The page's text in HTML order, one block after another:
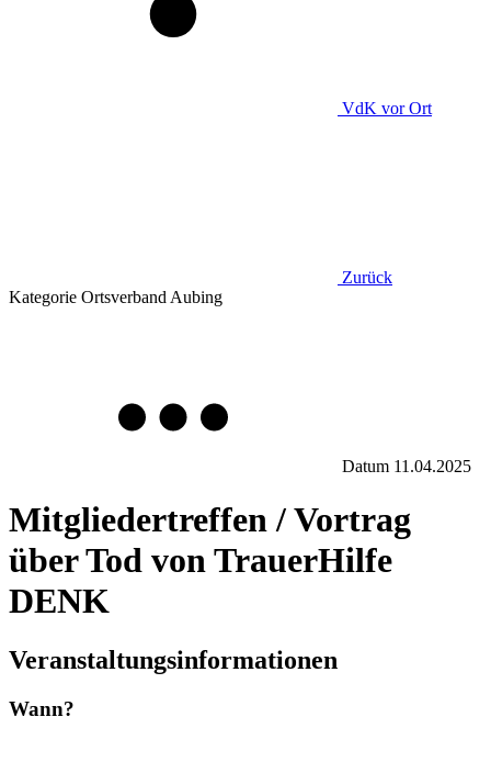
VdK vor Ort
Zurück
Kategorie Ortsverband Aubing
Datum 11.04.2025
Mitgliedertreffen / Vortrag
über Tod von TrauerHilfe
DENK
Veranstaltungsinformationen
Wann?